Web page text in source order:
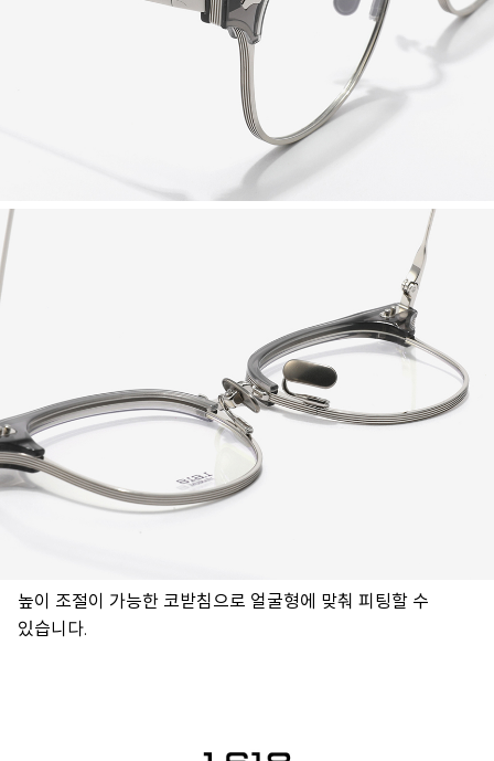
높이 조절이 가능한 코받침으로 얼굴형에 맞춰 피팅할 수
있습니다.